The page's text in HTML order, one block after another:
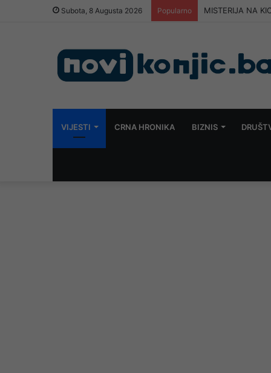
Subota, 8 Augusta 2026 Popularno MISTERIJA NA
VIJESTI CRNA HRONIKA BIZNIS